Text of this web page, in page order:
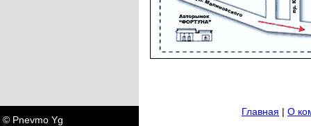
© Pnevmo Yg
Главная | О